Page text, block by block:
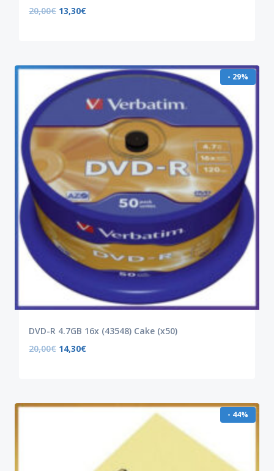
20,00€ 13,30€
- 29%
DVD-R 4.7GB 16x (43548) Cake (x50)
20,00€ 14,30€
- 44%